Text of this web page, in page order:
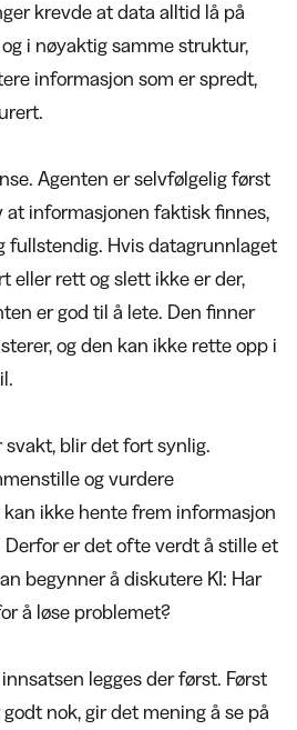
krevde at data alltid lå på
i nøyaktig samme struktur,
informasjon som er spredt,
Agenten er selvfølgelig først
at informasjonen faktisk finnes,
fullstendig. Hvis datagrunnlaget
eller rett og slett ikke er der,
er god til å lete. Den finner
og den kan ikke rette opp i
blir det fort synlig.
og vurdere
ikke hente frem informasjon
er det ofte verdt å stille et
begynner å diskutere KI: Har
å løse problemet?
legges der først. Først
nok, gir det mening å se på